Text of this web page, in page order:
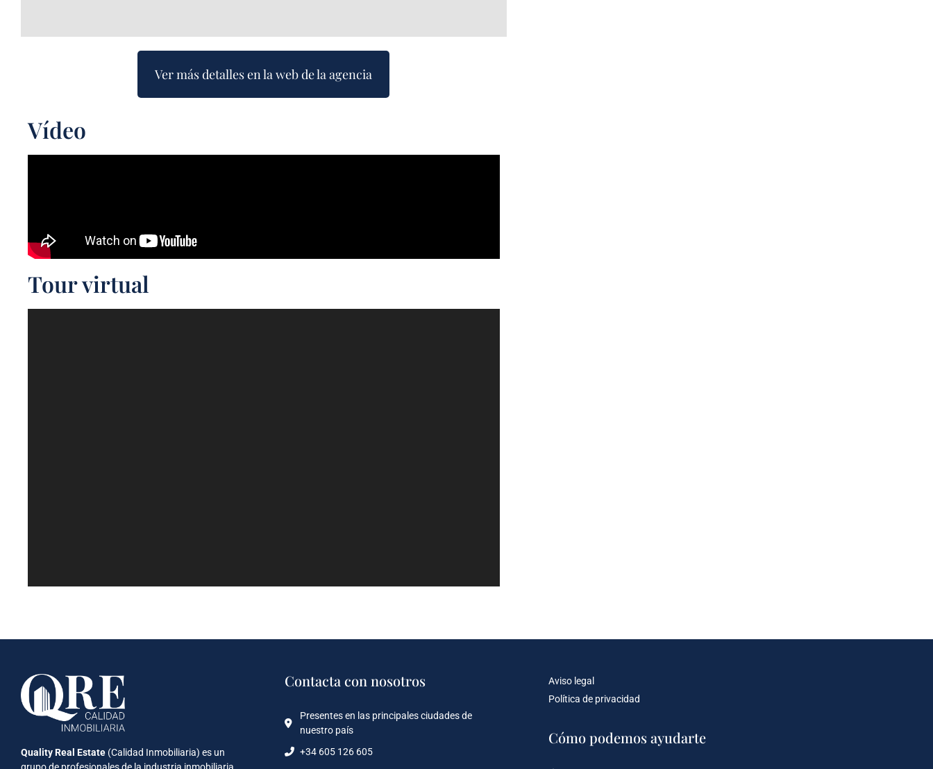
Ver más detalles en la web de la agencia
Vídeo
Tour virtual
Quality Real Estate (Calidad Inmobiliaria) es un
Contacta con nosotros
Presentes en las principales ciudades de
nuestro país
+34 605 126 605
Aviso legal
Política de privacidad
Cómo podemos ayudarte